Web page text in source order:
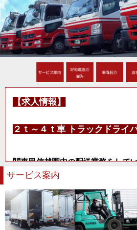
【求人情報】
２ｔ～４ｔ車 トラックドライ
関東甲信越圏内の配送業務をして
やる気のある方 大歓迎です！
経験が無くても親切丁寧にお教え
まずはお気軽にお問い合わせ下さ
サービス案内